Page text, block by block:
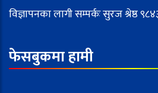
विज्ञापनका लागी सम्पर्कः सुरज श्रेष्ठ
फेसबुकमा हामी